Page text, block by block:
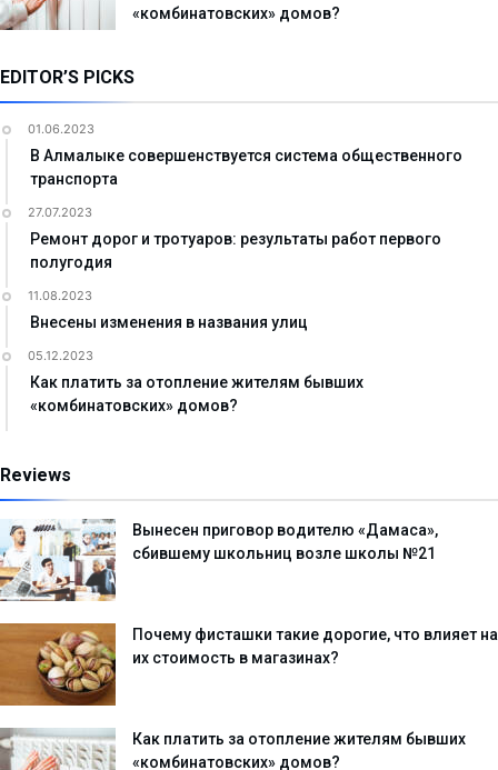
«комбинатовских» домов?
EDITOR’S PICKS
01.06.2023
В Алмалыке совершенствуется система общественного
транспорта
27.07.2023
Ремонт дорог и тротуаров: результаты работ первого
полугодия
11.08.2023
Внесены изменения в названия улиц
05.12.2023
Как платить за отопление жителям бывших
«комбинатовских» домов?
Reviews
Вынесен приговор водителю «Дамаса»,
сбившему школьниц возле школы №21
Почему фисташки такие дорогие, что влияет на
их стоимость в магазинах?
Как платить за отопление жителям бывших
«комбинатовских» домов?